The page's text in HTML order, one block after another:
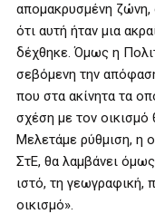
απομακρυσμένη ζώνη,
ότι αυτή ήταν μια
δέχθηκε. Όμως η
σεβόμενη την
που στα ακίνητα τα
σχέση με τον
Μελετάμε ρύθμιση, η
ΣτΕ, θα λαμβάνει όμως
ιστό, τη γεωγραφική,
οικισμό».